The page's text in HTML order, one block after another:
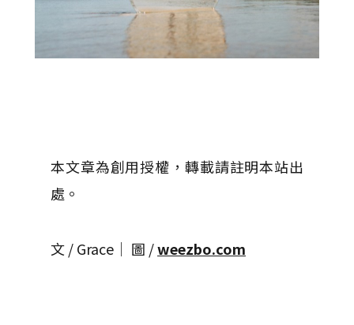
本文章為創用授權，轉載請註明本站出
處。
文 / Grace│ 圖 /weezbo.com